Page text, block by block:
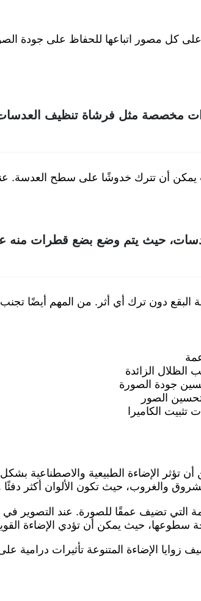
كل مصور اتباعها للحفاظ على جودة
مخصصة مثل فرشاة تنظيف العدسات
أن تترك خدوشًا على سطح العدسة. عند
حيث يتم وضع بضع قطرات منه
دون ترك أي أثر. من المهم أيضًا
الظلال الزائدة
جودة الصورة
الصور
تثبيت الكاميرا
تؤثر الإضاءة الطبيعية والاصطناعية
والغروب، حيث تكون الألوان أكثر
التي تضيف عمقًا للصورة. عند التصوير
سطوعها، حيث يمكن أن تؤدي الإضاءة
الإضاءة المتنوعة تأثيرات درامية